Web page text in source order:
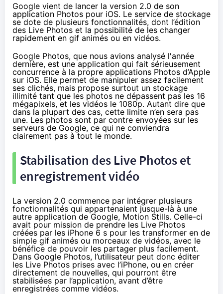
Google vient de lancer la version 2.0 de son
application Photos pour iOS. Le service de stockage
se dote de plusieurs fonctionnalités, dont l’édition
des Live Photos et la possibilité de les changer
rapidement en gif animés ou en vidéos.
Google Photos, que nous avions analysé l'année
dernière, est une application qui fait sérieusement
concurrence à la propre applications Photos d’Apple
sur iOS. Elle permet de manipuler assez facilement
ses clichés, mais propose surtout un stockage
illimité tant que les photos ne dépassent pas les 16
mégapixels, et les vidéos le 1080p. Autant dire que
dans la plupart des cas, cette limite n’en sera pas
une. Les photos sont par contre envoyées sur les
serveurs de Google, ce qui ne conviendra
clairement pas à tout le monde.
Stabilisation des Live Photos et
enregistrement vidéo
La version 2.0 commence par intégrer plusieurs
fonctionnalités qui appartenaient jusque-là à une
autre application de Google, Motion Stills. Celle-ci
avait pour mission de prendre les Live Photos
créées par les iPhone 6 s pour les transformer en de
simple gif animés ou morceaux de vidéos, avec le
bénéfice de pouvoir les partager plus facilement.
Dans Google Photos, l’utilisateur peut donc éditer
les Live Photos prises avec l’iPhone, ou en créer
directement de nouvelles, qui pourront être
stabilisées par l’application, avant d’être
enregistrées comme vidéos.